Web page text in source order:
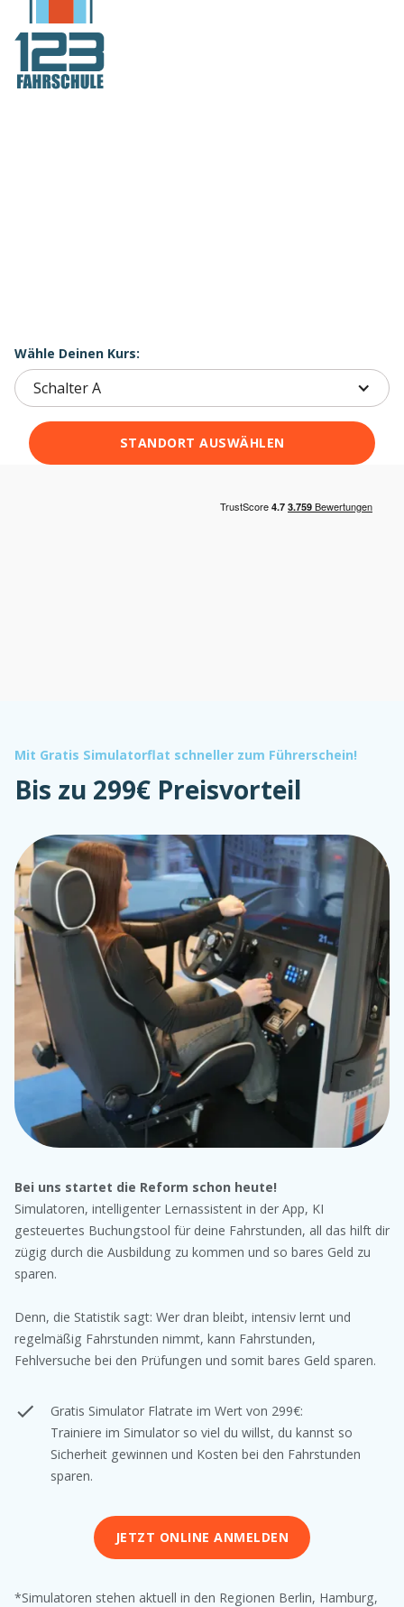
Wähle Deinen Kurs:
Schalter A
STANDORT AUSWÄHLEN
Mit Gratis Simulatorflat schneller zum Führerschein!
Bis zu 299€ Preisvorteil
Bei uns startet die Reform schon heute!
Simulatoren, intelligenter Lernassistent in der App, KI
gesteuertes Buchungstool für deine Fahrstunden, all das hilft dir
zügig durch die Ausbildung zu kommen und so bares Geld zu
sparen.
Denn, die Statistik sagt: Wer dran bleibt, intensiv lernt und
regelmäßig Fahrstunden nimmt, kann Fahrstunden,
Fehlversuche bei den Prüfungen und somit bares Geld sparen.
Gratis Simulator Flatrate im Wert von 299€:
Trainiere im Simulator so viel du willst, du kannst so
Sicherheit gewinnen und Kosten bei den Fahrstunden
sparen.
JETZT ONLINE ANMELDEN
*Simulatoren stehen aktuell in den Regionen Berlin, Hamburg,